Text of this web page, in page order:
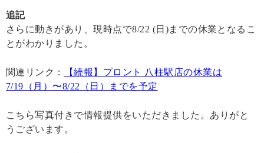
追記
さらに動きがあり、現時点で8/22 (日)までの休業となるこ
とがわかりました。
関連リンク：
【続報】プロント 八柱駅店の休業は
7/19（月）〜8/22（日）までを予定
こちら写真付きで情報提供をいただきました。ありがと
うございます。